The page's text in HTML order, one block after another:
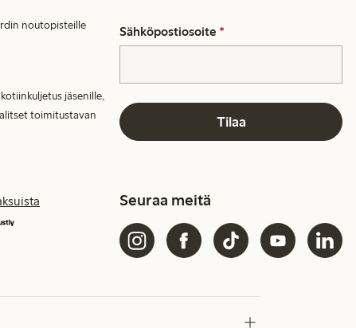
noutopisteille
jäsenille,
toimitustavan
Sähköpostiosoite *
Tilaa
Seuraa meitä